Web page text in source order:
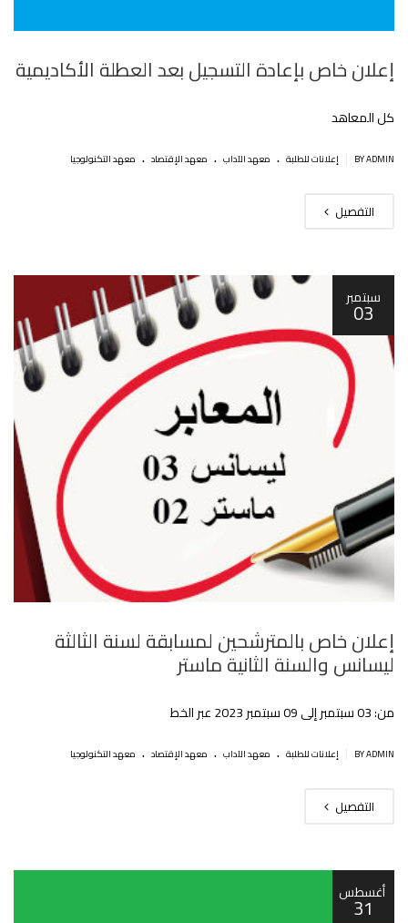
إعلان خاص بإعادة التسجيل بعد العطلة الأكاديمية
كل المعاهد
BY ADMIN إعلانات للطلبة . معهد الآداب . معهد الإقتصاد . معهد التكنولوجيا
التفصيل
سبتمبر
03
إعلان خاص بالمترشحين لمسابقة لسنة الثالثة
ليسانس والسنة الثانية ماستر
من: 03 سبتمبر إلى 09 سبتمبر 2023 عبر الخط
BY ADMIN إعلانات للطلبة . معهد الآداب . معهد الإقتصاد . معهد التكنولوجيا
التفصيل
أغسطس
31